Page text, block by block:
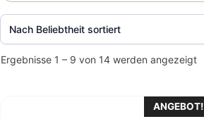
Ergebnisse 1 – 9 von 14 werden angezeigt
ANGEBOT!